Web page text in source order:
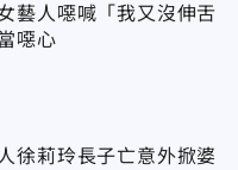
藝人噁喊「我又沒伸舌
噁心
徐莉玲長子亡意外掀婆